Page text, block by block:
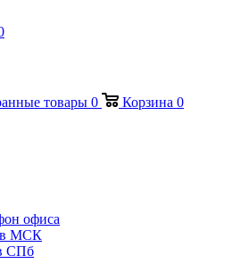
товары 0 Корзина 0
офиса
в МСК
СПб